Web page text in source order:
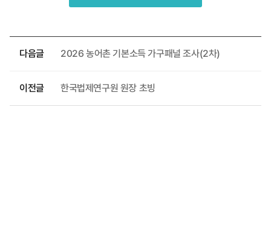
다음글 2026 농어촌 기본소득 가구패널 조사(2차)
이전글 한국법제연구원 원장 초빙